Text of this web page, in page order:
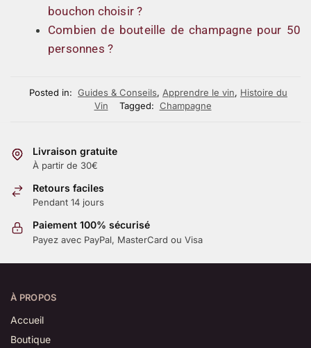
bouchon choisir ?
Combien de bouteille de champagne pour 50
personnes ?
Posted in: Guides & Conseils, Apprendre le vin, Histoire du
Vin
Tagged: Champagne
Livraison gratuite
À partir de 30€
Retours faciles
Pendant 14 jours
Paiement 100% sécurisé
Payez avec PayPal, MasterCard ou Visa
À PROPOS
Accueil
Boutique